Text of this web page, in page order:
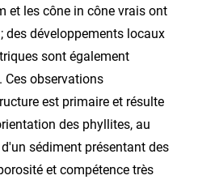
et les cône in cône vrais ont
des développements locaux
sont également
Ces observations
est primaire et résulte
des phyllites, au
sédiment présentant des
et compétence très